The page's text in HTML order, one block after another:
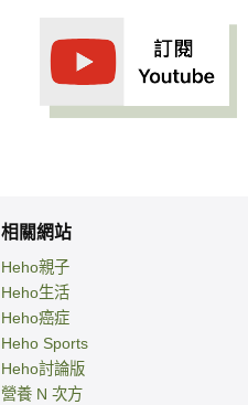
相關網站
Heho親子
Heho生活
Heho癌症
Heho Sports
Heho討論版
營養 N 次方